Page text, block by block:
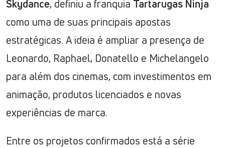
Skydance, definiu a franquia Tartarugas Ninja
como uma de suas principais apostas
estratégicas. A ideia é ampliar a presença de
Leonardo, Raphael, Donatello e Michelangelo
para além dos cinemas, com investimentos em
animação, produtos licenciados e novas
experiências de marca.
Entre os projetos confirmados está a série